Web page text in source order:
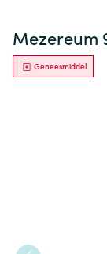
Mezereum
Geneesmiddel